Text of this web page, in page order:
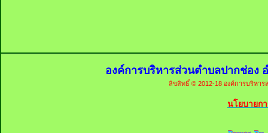
องค์การบริหารส่วนตำบลปากช่อง
ลิขสิทธิ์ © 2012-18 องค์การบริหา
นโยบายก